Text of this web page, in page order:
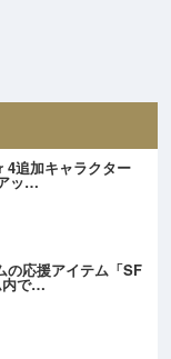
4追加キャラクター
ッ…
の応援アイテム「SF
内で…